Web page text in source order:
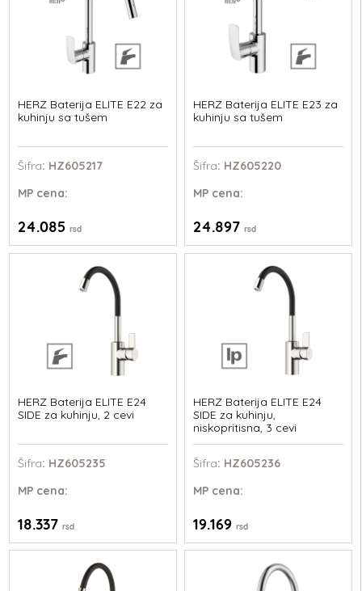
HERZ Baterija ELITE E22 za
kuhinju sa tušem
Šifra: HZ605217
MP cena:
24.085rsd
HERZ Baterija ELITE E23 za
kuhinju sa tušem
Šifra: HZ605220
MPcena:
24.897 rsd
HERZ Baterija ELITE E24
SIDE za kuhinju, 2 cevi
Šifra: HZ605235
MP cena:
18.337rsd
HERZ Baterija ELITE E24
SIDE za kuhinju,
niskopritisna, 3 cevi
Šifra: HZ605236
MPcena:
19.169 rsd